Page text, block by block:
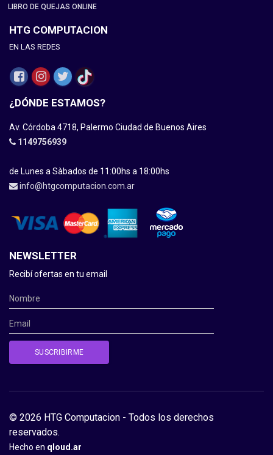
LIBRO DE QUEJAS ONLINE
HTG COMPUTACION
EN LAS REDES
¿DÓNDE ESTAMOS?
Av. Córdoba 4718, Palermo Ciudad de Buenos Aires
1149756939
de Lunes a Sàbados de 11:00hs a 18:00hs
info@htgcomputacion.com.ar
NEWSLETTER
Recibí ofertas en tu email
© 2026 HTG Computacion - Todos los derechos
reservados.
Hecho en qloud.ar